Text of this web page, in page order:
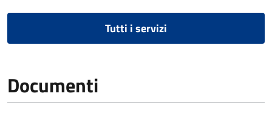
Tutti i servizi
Documenti